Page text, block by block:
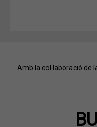
Amb la col·laboració de